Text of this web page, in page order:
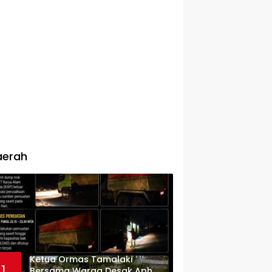
Ketua Ormas Tamalaki